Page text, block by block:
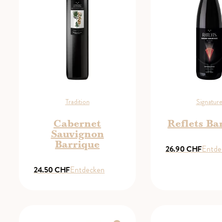
Tradition
Cabernet
Sauvignon
Barrique
24.50CHFEntdecken
Signature
Reflets
26.90CHF